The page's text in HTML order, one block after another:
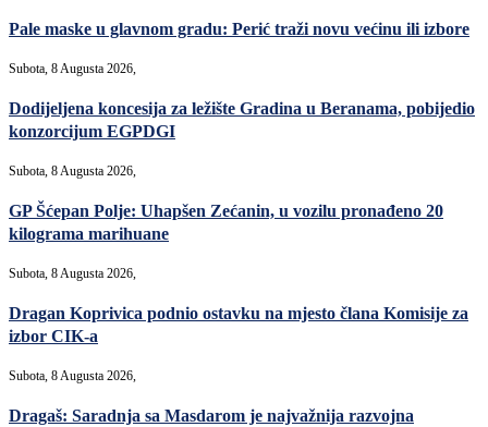
Pale maske u glavnom gradu: Perić traži novu većinu ili izbore
Subota, 8 Augusta 2026,
Dodijeljena koncesija za ležište Gradina u Beranama, pobijedio
konzorcijum EGPDGI
Subota, 8 Augusta 2026,
GP Šćepan Polje: Uhapšen Zećanin, u vozilu pronađeno 20
kilograma marihuane
Subota, 8 Augusta 2026,
Dragan Koprivica podnio ostavku na mjesto člana Komisije za
izbor CIK-a
Subota, 8 Augusta 2026,
Dragaš: Saradnja sa Masdarom je najvažnija razvojna